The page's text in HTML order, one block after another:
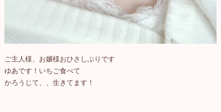
ご主人様、お嬢様おひさしぶりです
ゆあです！いちご食べて
かろうじて、、生きてます！